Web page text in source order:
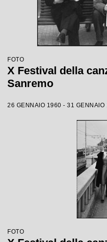
FOTO
X Festival della
Sanremo
26 GENNAIO 1960 - 31 GENNAIO
FOTO